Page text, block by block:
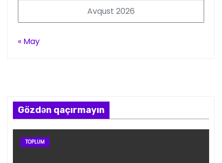
Avqust 2026
« May
Gözdən qaçırmayın
TOPLUM